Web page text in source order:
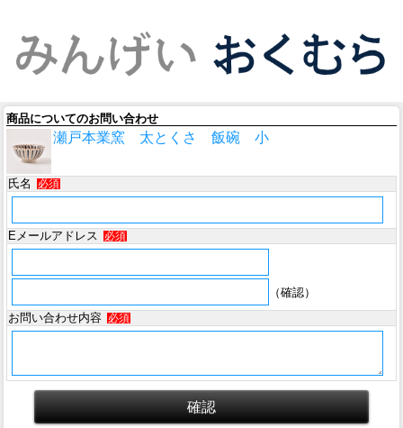
商品についてのお問い合わせ
瀬戸本業窯 太とくさ 飯碗 小
氏名 必須
Eメールアドレス 必須
（確認）
お問い合わせ内容
必須